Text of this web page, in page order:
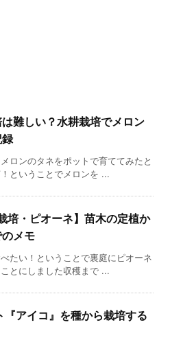
は難しい？水耕栽培でメロン
ロンのタネをポットで育ててみたと
ということでメロンを ...
培・ピオーネ】苗木の定植か
メモ
たい！ということで裏庭にピオーネ
とにしました収穫まで ...
『アイコ』を種から栽培する